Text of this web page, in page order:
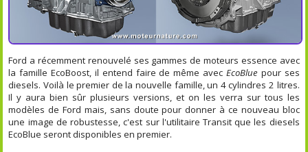
Ford a récemment renouvelé ses gammes de moteurs essence avec
la famille EcoBoost, il entend faire de même avec EcoBlue pour ses
diesels. Voilà le premier de la nouvelle famille, un 4 cylindres 2 litres.
Il y aura bien sûr plusieurs versions, et on les verra sur tous les
modèles de Ford mais, sans doute pour donner à ce nouveau bloc
une image de robustesse, c'est sur l'utilitaire Transit que les diesels
EcoBlue seront disponibles en premier.